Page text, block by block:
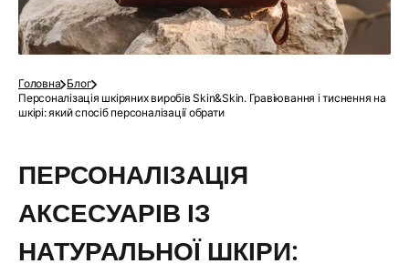
Головна Блог
Персоналізація шкіряних виробів Skin&Skin. Гравіювання і тиснення на
шкірі: який спосіб персоналізації обрати
ПЕРСОНАЛІЗАЦІЯ
АКСЕСУАРІВ ІЗ
НАТУРАЛЬНОЇ ШКІРИ: